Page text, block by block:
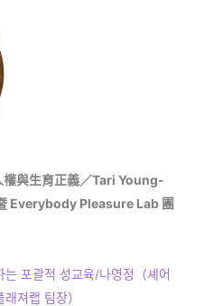
權與生育正義／Tari Young-
Everybody Pleasure Lab 團
포괄적 성교육/나영정（셰어
져랩 팀장）